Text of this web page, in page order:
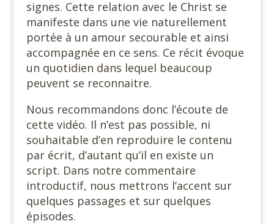
signes. Cette relation avec le Christ se
manifeste dans une vie naturellement
portée à un amour secourable et ainsi
accompagnée en ce sens. Ce récit évoque
un quotidien dans lequel beaucoup
peuvent se reconnaitre.
Nous recommandons donc l’écoute de
cette vidéo. Il n’est pas possible, ni
souhaitable d’en reproduire le contenu
par écrit, d’autant qu’il en existe un
script. Dans notre commentaire
introductif, nous mettrons l’accent sur
quelques passages et sur quelques
épisodes.